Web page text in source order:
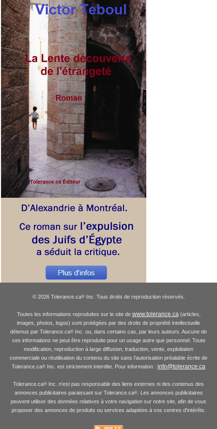
© 2026 Tolerance.ca®Inc. Tous droits de reproduction réservés.
Toutes les informations reproduites sur le site de www.tolerance.ca (articles,
images, photos, logos) sont protégées par des droits de propriété intellectuelle
détenus par Tolerance.ca® Inc. ou, dans certains cas, par leurs auteurs. Aucune de
ces informations ne peut être reproduite pour un usage autre que personnel. Toute
modification, reproduction à large diffusion, traduction, vente, exploitation
commerciale ou réutilisation du contenu du site sans l'autorisation préalable écrite de
Tolerance.ca® Inc. est strictement interdite. Pour information : info@tolerance.ca
Tolerance.ca® Inc. n'est pas responsable des liens externes ni des contenus des
annonces publicitaires paraissant sur Tolerance.ca®. Les annonces publicitaires
peuvent utiliser des données relatives à votre navigation sur notre site, afin de vous
proposer des annonces de produits ou services adaptées à vos centres d'intérêts.